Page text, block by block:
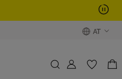
AT